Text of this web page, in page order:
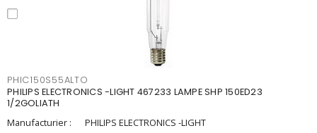
PHIC150S55ALTO
PHILIPS ELECTRONICS -LIGHT 467233 LAMPE SHP 150ED23
1/2GOLIATH
Manufacturier :
PHILIPS ELECTRONICS -LIGHT